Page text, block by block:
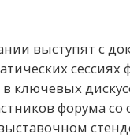
выступят с
сессиях
ключевых
форума со